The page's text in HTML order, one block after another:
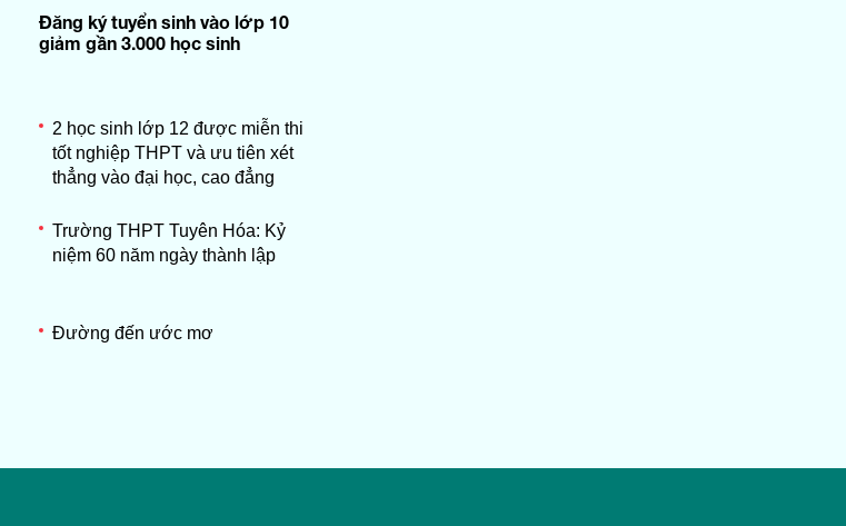
Đăng ký tuyển sinh vào lớp 10
giảm gần 3.000 học sinh
2 học sinh lớp 12 được miễn thi
tốt nghiệp THPT và ưu tiên xét
thẳng vào đại học, cao đẳng
Trường THPT Tuyên Hóa: Kỷ
niệm 60 năm ngày thành lập
Đường đến ước mơ